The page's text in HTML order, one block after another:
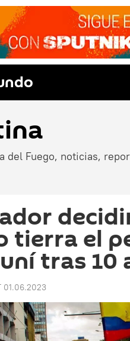
del Fuego, noticias,
tierra el
tras 10
01.06.2023